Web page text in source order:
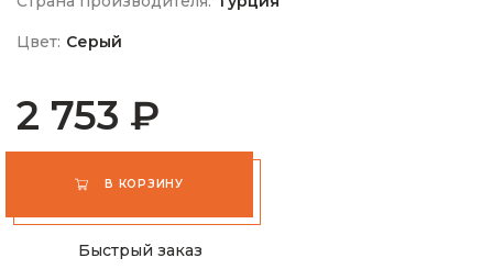
Цвет: Серый
2 753 ₽
В КОРЗИНУ
Быстрый заказ